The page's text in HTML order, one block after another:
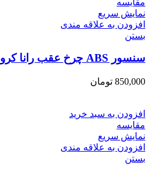
نمایش سریع
افزودن به علاقه مندی
بستن
سنسور ABS چرخ عقب رانا کروز
850,000 تومان
افزودن به سبد خرید
مقایسه
نمایش سریع
افزودن به علاقه مندی
بستن